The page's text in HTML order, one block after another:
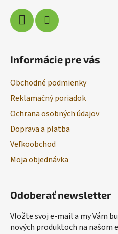
Informácie pre vás
Obchodné podmienky
Reklamačný poriadok
Ochrana osobných údajov
Doprava a platba
Veľkoobchod
Moja objednávka
Odoberať newsletter
Vložte svoj e-mail a my Vám
nových produktoch na našom